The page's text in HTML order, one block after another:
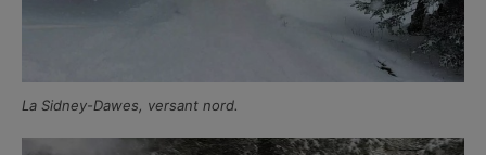
La Sidney-Dawes, versant nord.